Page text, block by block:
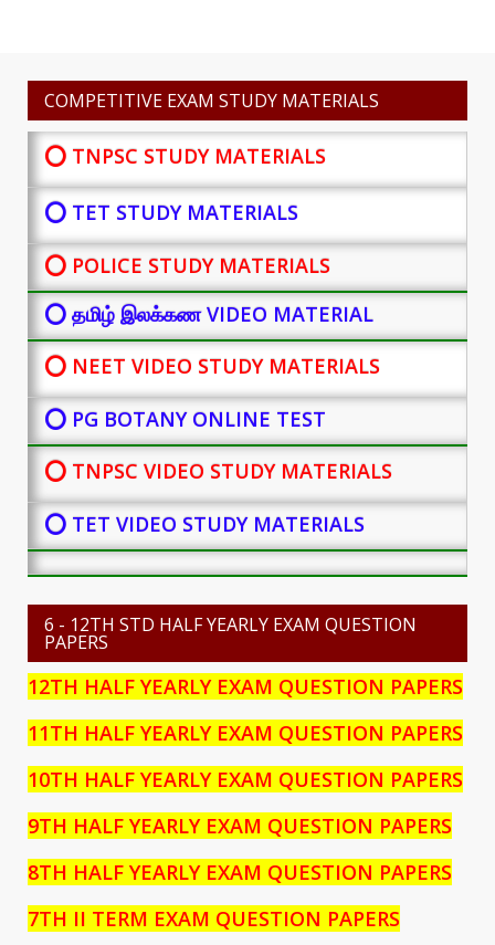
COMPETITIVE EXAM STUDY MATERIALS
⭕ TNPSC STUDY MATERIALS
⭕ TET STUDY MATERIALS
⭕ POLICE STUDY MATERIALS
⭕ தமிழ் இலக்கண VIDEO MATERIAL
⭕ NEET VIDEO STUDY MATERIALS
⭕ PG BOTANYONLINE TEST
⭕ TNPSC VIDEO STUDY MATERIALS
⭕ TET VIDEO STUDY MATERIALS
6 - 12TH STD HALF YEARLY EXAM QUESTION
PAPERS
12TH HALF YEARLY EXAM QUESTION PAPERS
11TH HALF YEARLY EXAM QUESTION PAPERS
10TH HALF YEARLY EXAM QUESTION PAPERS
9TH HALF YEARLY EXAM QUESTION PAPERS
8TH HALF YEARLY EXAM QUESTION PAPERS
7TH II TERM EXAM QUESTION PAPERS